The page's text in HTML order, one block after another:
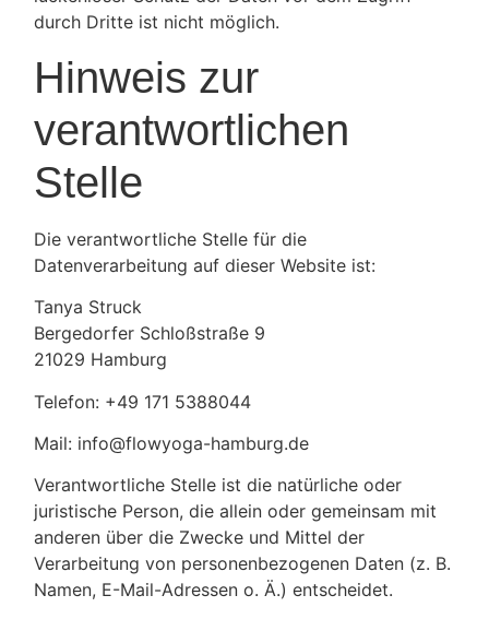
durch Dritte ist nicht möglich.
Hinweis zur
verantwortlichen
Stelle
Die verantwortliche Stelle für die
Datenverarbeitung auf dieser Website ist:
Tanya Struck
Bergedorfer Schloßstraße 9
21029 Hamburg
Telefon: +49 171 5388044
Mail: info@flowyoga-hamburg.de
Verantwortliche Stelle ist die natürliche oder
juristische Person, die allein oder gemeinsam mit
anderen über die Zwecke und Mittel der
Verarbeitung von personenbezogenen Daten (z. B.
Namen, E-Mail-Adressen o. Ä.) entscheidet.